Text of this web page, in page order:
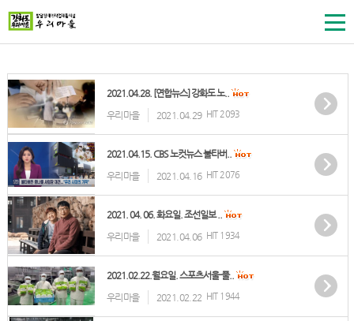
2021.04.28. [연합뉴스] 강화도 노..
우리마을
2021.04.29 HIT 2093
2021.04.15. CBS 노컷뉴스 불타버..
우리마을
2021.04.16 HIT 2076
2021. 04. 06. 화요일. 조선일보 ..
우리마을
2021.04.06 HIT 1934
2021.02.22.월요일. 스포츠서울-풀..
우리마을
2021.02.22 HIT 1944